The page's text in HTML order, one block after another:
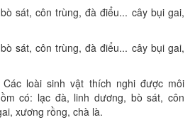
sát, côn trùng, đà điểu... cây bụi gai,
sát, côn trùng, đà điểu... cây bụi gai,
loài sinh vật thích nghi được môi
có: lạc đà, linh dương, bò sát, côn
xương rồng, chà là.